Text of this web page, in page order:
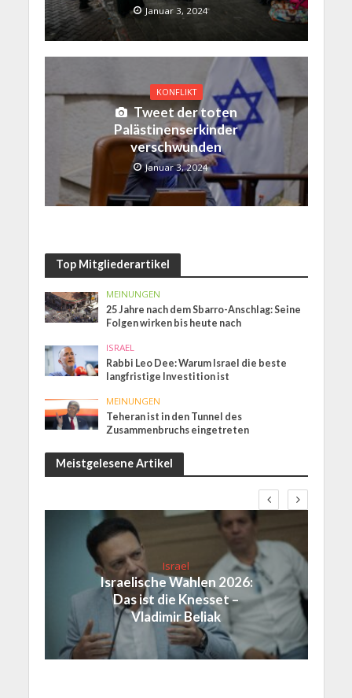
Januar 3, 2024
KONFLIKT
Tweet der toten
Palästinenserkinder
verschwunden
Januar 3, 2024
Top Mitgliederartikel
MEINUNGEN
25 Jahre nach dem Sbarro-Anschlag: Seine
Folgen wirken bis heute nach
ISRAEL
Rabbi Leo Dee: Warum Israel die beste
langfristige Investition ist
MEINUNGEN
Teheran ist in den Tunnel des
Zusammenbruchs eingetreten
Meistgelesene Artikel
Israel
Israelische Wahlen 2026:
Das ist die Knesset –
Vladimir Beliak